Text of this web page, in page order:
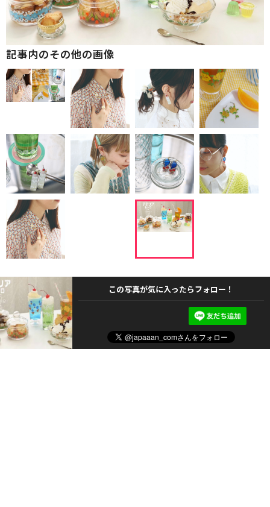
記事内のその他の画像
この写真が気に入ったらフォロー！